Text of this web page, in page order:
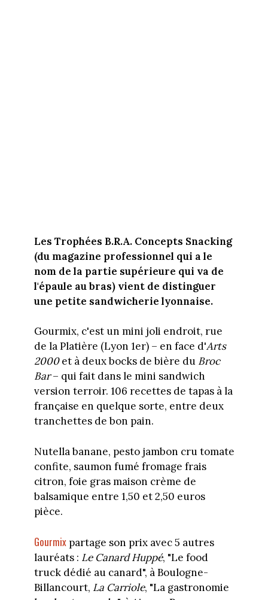
Les Trophées B.R.A. Concepts Snacking
(du magazine professionnel qui a le
nom de la partie supérieure qui va de
l'épaule au bras) vient de distinguer
une petite sandwicherie lyonnaise.
Gourmix, c'est un mini joli endroit, rue
de la Platière (Lyon 1er) – en face d'Arts
2000et à deux bocks de bière du Broc
Bar– qui fait dans le mini sandwich
version terroir. 106 recettes de tapas à la
française en quelque sorte, entre deux
tranchettes de bon pain.
Nutella banane, pesto jambon cru tomate
confite, saumon fumé fromage frais
citron, foie gras maison crème de
balsamique entre 1,50 et 2,50 euros
pièce.
Gourmixpartage son prix avec 5 autres
lauréats : Le Canard Huppé, "Le food
truck dédié au canard", à Boulogne-
Billancourt, La Carriole, "La gastronomie